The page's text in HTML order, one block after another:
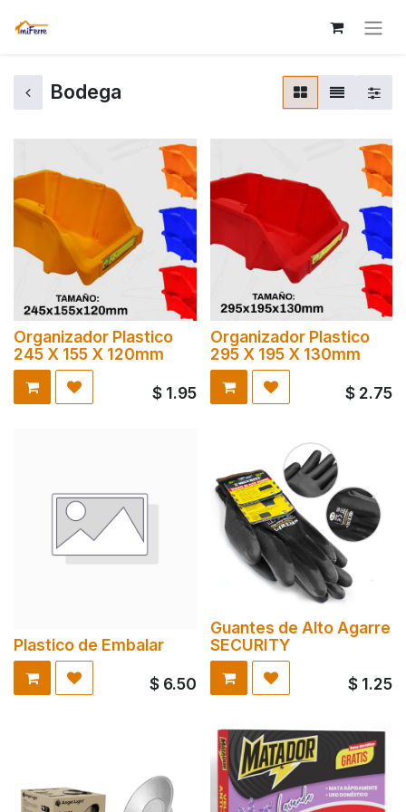
Bodega
Organizador Plastico
245 X 155 X 120mm
$ 1.95
Organizador Plastico
295 X 195 X 130mm
$ 2.75
Plastico de Embalar
$ 6.50
Guantes de Alto Agarre
SECURITY
$ 1.25